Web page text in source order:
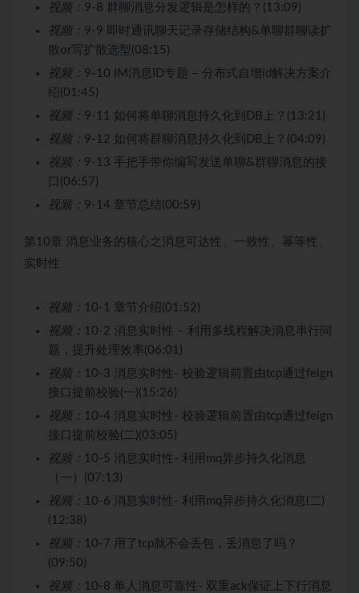
视频： 9-8 群聊消息分发逻辑是怎样的？(13:09)
视频： 9-9 即时通讯聊天记录存储结构&单聊群聊读扩
散or写扩散选型(08:15)
视频： 9-10 IM消息ID专题 – 分布式自增id解决方案介
绍(01:45)
视频： 9-11 如何将单聊消息持久化到DB上？(13:21)
视频： 9-12 如何将群聊消息持久化到DB上？(04:09)
视频： 9-13 手把手带你编写发送单聊&群聊消息的接
口(06:57)
视频： 9-14 章节总结(00:59)
第10章 消息业务的核心之消息可达性、一致性、幂等性、
实时性
视频： 10-1 章节介绍(01:52)
视频： 10-2 消息实时性 – 利用多线程解决消息串行问
题，提升处理效率(06:01)
视频： 10-3 消息实时性- 校验逻辑前置由tcp通过feign
接口提前校验(一)(15:26)
视频： 10-4 消息实时性- 校验逻辑前置由tcp通过feign
接口提前校验(二)(03:05)
视频： 10-5 消息实时性- 利用mq异步持久化消息
（一）(07:13)
视频： 10-6 消息实时性- 利用mq异步持久化消息(二)
(12:38)
视频： 10-7 用了tcp就不会丢包，丢消息了吗？
(09:50)
视频： 10-8 单人消息可靠性- 双重ack保证上下行消息